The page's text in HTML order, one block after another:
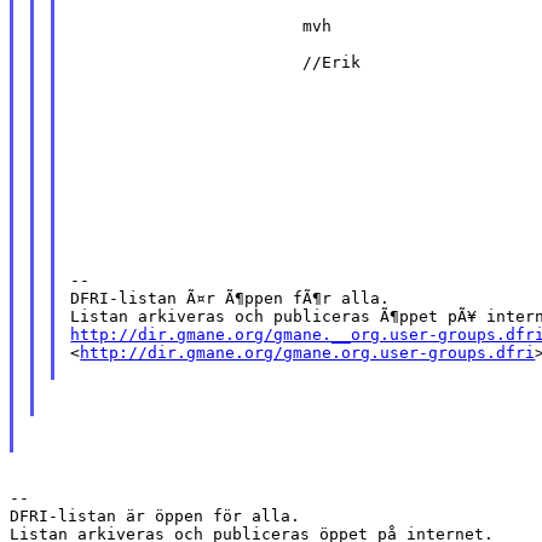
                        mvh
                        //Erik
--
DFRI-listan Ã¤r Ã¶ppen fÃ¶r alla.
http://dir.gmane.org/gmane.__org.user-
<http://dir.gmane.org/gmane.org.user-groups.dfri
--
DFRI-listan är öppen för alla.